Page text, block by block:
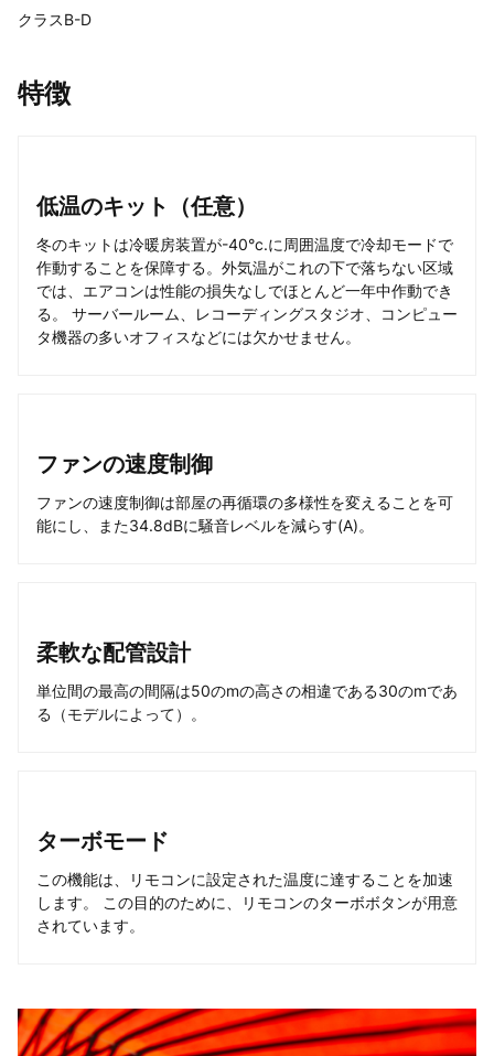
クラスB-D
特徴
低温のキット（任意）
冬のキットは冷暖房装置が-40°c.に周囲温度で冷却モードで
作動することを保障する。外気温がこれの下で落ちない区域
では、エアコンは性能の損失なしでほとんど一年中作動でき
る。 サーバールーム、レコーディングスタジオ、コンピュー
タ機器の多いオフィスなどには欠かせません。
ファンの速度制御
ファンの速度制御は部屋の再循環の多様性を変えることを可
能にし、また34.8dBに騒音レベルを減らす(A)。
柔軟な配管設計
単位間の最高の間隔は50のmの高さの相違である30のmであ
る（モデルによって）。
ターボモード
この機能は、リモコンに設定された温度に達することを加速
します。 この目的のために、リモコンのターボボタンが用意
されています。